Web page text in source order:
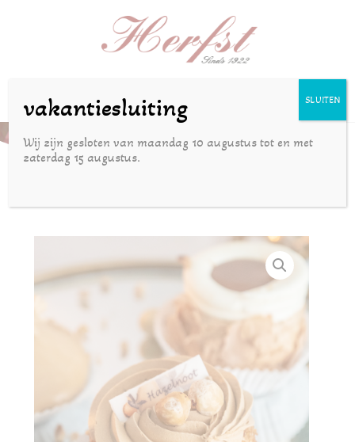
mokka hazelnootschuimgebakje
vakantiesluiting
Wij zijn gesloten van maandag 10 augustus tot en met
zaterdag 15 augustus.
SLUITEN